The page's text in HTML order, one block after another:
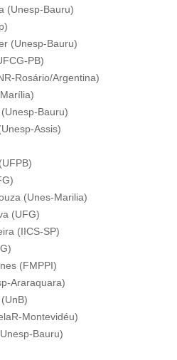
(Unesp-Bauru)
(Unesp-Bauru)
PB)
Rosário/Argentina)
Bauru)
Assis)
(Unes-Marilia)
(UFG)
(IICS-SP)
(FMPPI)
Araraquara)
Montevidéu)
Bauru)